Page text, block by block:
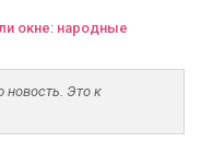
окне: народные
новость. Это к